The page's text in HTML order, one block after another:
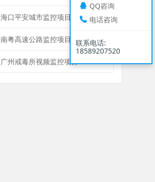
海口平安城市监控项目
南粤高速公路监控项目
广州戒毒所视频监控项目
QQ咨询
电话咨询
联系电话:
18589207520